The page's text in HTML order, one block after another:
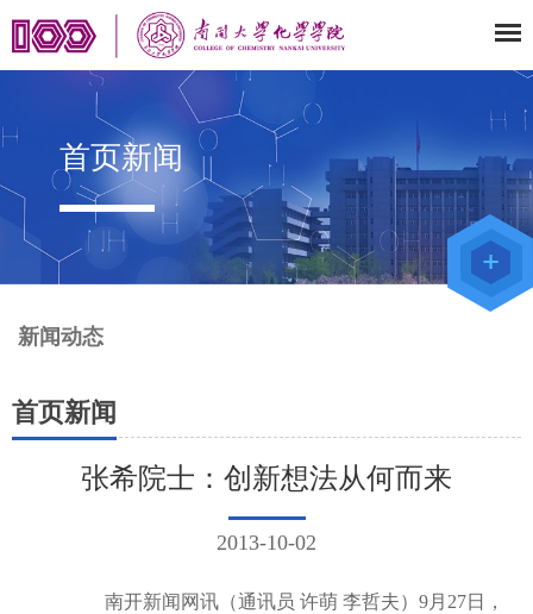
首页新闻
新闻动态
首页新闻
张希院士：创新想法从何而来
2013-10-02
南开新闻网讯（通讯员 许萌 李哲夫）9月27日，